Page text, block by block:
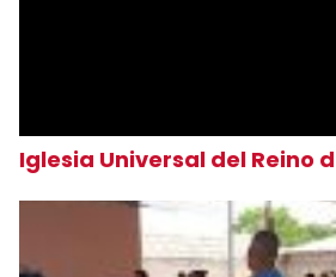
Iglesia Universal del Reino